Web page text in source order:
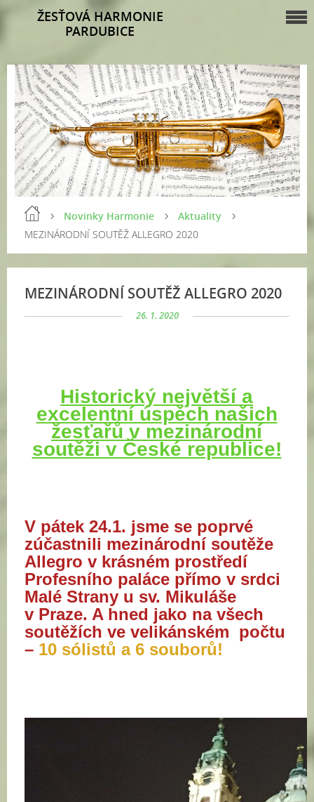
ŽESŤOVÁ HARMONIE
PARDUBICE
Novinky Harmonie
Aktuality
MEZINÁRODNÍ SOUTĚŽ ALLEGRO 2020
MEZINÁRODNÍ SOUTĚŽ ALLEGRO 2020
26. 1. 2020
Historický největší a
excelentní úspěch našich
žesťařů v mezinárodní
soutěži v České republice!
V pátek 24.1. jsme se poprvé
zúčastnili mezinárodní soutěže
Allegro v krásném prostředí
Profesního paláce přímo v srdci
Malé Strany u sv. Mikuláše
v Praze. A hned jako na všech
soutěžích ve velikánském počtu
– 10 sólistů a 6 souborů!